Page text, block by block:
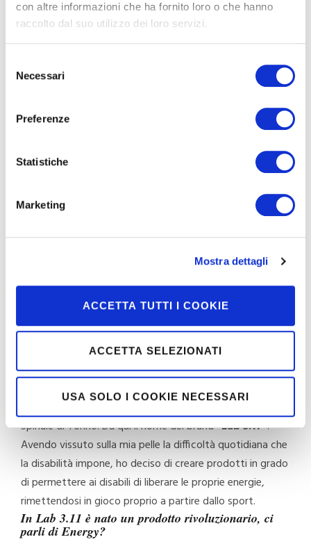
con altre informazioni che ha fornito loro o che hanno
raccolto dal suo utilizzo dei loro servizi.
delNecessari
Preferenze
Statistiche
Marketing
Mostra dettagli
ACCETTA TUTTI I COOKIE
ACCETTA SELEZIONATI
USA SOLO I COOKIE NECESSARI
paralimpici italiani ci hanno resi orgogliosi con le loro
Per loro lo sport ha costituito una chiave di volta, una
occasione per mettersi in gioco, per leggere la propria
disabilità come un punto di forza e trovare nuovi stimoli
ogni giorno fino a conseguire il più importante traguardo
sportivo al mondo.
A chiederselo è statoCostantino Perna, imprenditore e
fondatore di Lab 3.11, azienda che si occupa di
progettare, sviluppare e costruire ausili per disabili
pensati propriamente per lo sport.
Costantino, ci racconti come è nata l’idea di
sviluppare ausili per disabili pensati
Spinale di Torino. Da qui il nome del brand“Lab 3.11”.
Avendo vissuto sulla mia pelle la difficoltà quotidiana che
la disabilità impone, ho deciso di creare prodotti in grado
di permettere ai disabili di liberare le proprie energie,
rimettendosi in gioco proprio a partire dallo sport.
In Lab 3.11 è nato un prodotto rivoluzionario, ci
parli di Energy?